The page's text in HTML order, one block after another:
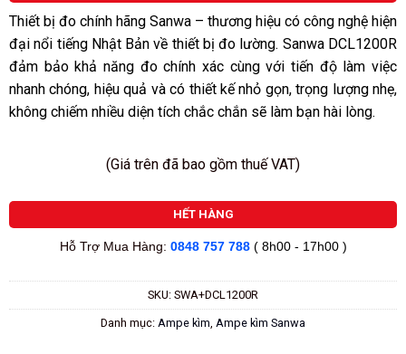
sao
Thiết bị đo chính hãng Sanwa – thương hiệu có công nghệ hiện
đại nổi tiếng Nhật Bản về thiết bị đo lường. Sanwa DCL1200R
đảm bảo khả năng đo chính xác cùng với tiến độ làm việc
nhanh chóng, hiệu quả và có thiết kế nhỏ gọn, trọng lượng nhẹ,
không chiếm nhiều diện tích chắc chắn sẽ làm bạn hài lòng.
(Giá trên đã bao gồm thuế VAT)
HẾT HÀNG
Hỗ Trợ Mua Hàng: 0848 757 788 ( 8h00 - 17h00 )
SKU: SWA+DCL1200R
Danh mục: Ampe kìm, Ampe kìm Sanwa